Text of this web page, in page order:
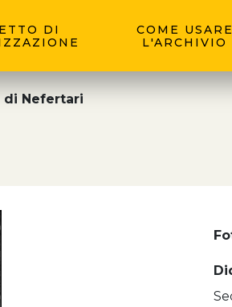
DI
COME USARE
L'ARCHIVIO
di Nefertari